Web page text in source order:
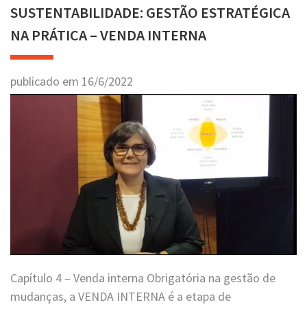
SUSTENTABILIDADE: GESTÃO ESTRATÉGICA
NA PRÁTICA – VENDA INTERNA
publicado em 16/6/2022
Capítulo 4 – Venda interna Obrigatória na gestão de
mudanças, a VENDA INTERNA é a etapa de